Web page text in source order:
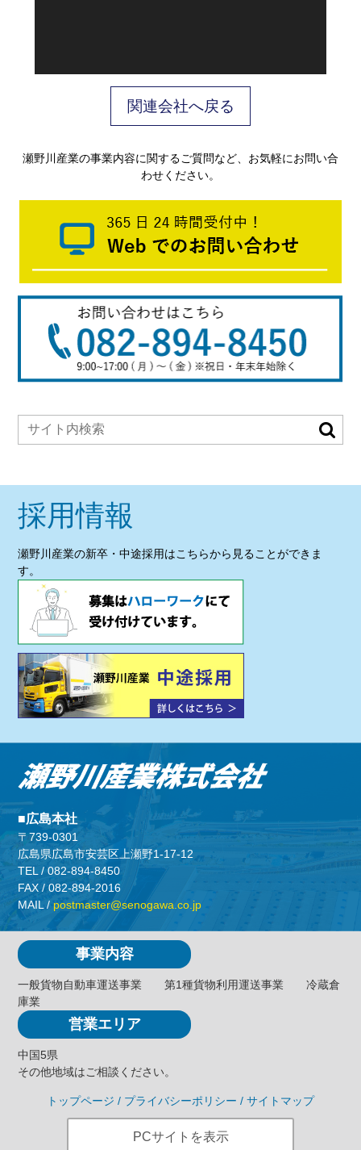
関連会社へ戻る
瀬野川産業の事業内容に関するご質問など、お気軽にお問い合
わせください。
採用情報
瀬野川産業の新卒・中途採用はこちらから見ることができま
す。
広島本社
〒739-0301
広島県広島市安芸区上瀬野1-17-12
TEL /082-894-8450
FAX / 082-894-2016
MAIL /postmaster@senogawa.co.jp
事業内容
一般貨物自動車運送事業第1種貨物利用運送事業冷蔵倉
庫業
営業エリア
中国5県
その他地域はご相談ください。
トップページ / プライバシーポリシー / サイトマップ
PCサイトを表示